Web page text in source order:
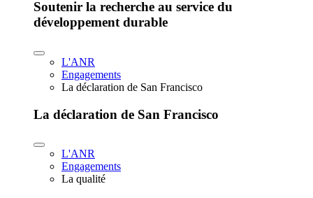
Soutenir la recherche au service du
développement durable
L'ANR
Engagements
La déclaration de San Francisco
La déclaration de San Francisco
L'ANR
Engagements
La qualité